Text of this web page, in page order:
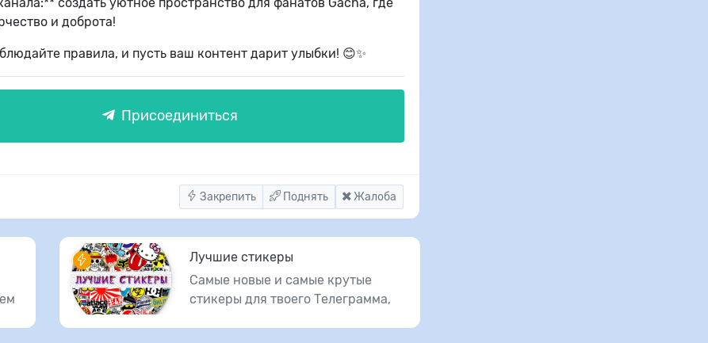
и доброта!
правила, и пусть ваш контент дарит улыбки! 😊✨
Присоединиться
Закрепить Поднять Жалоба
Лучшие стикеры
Самые новые и самые крутые
стикеры для твоего Телеграмма,